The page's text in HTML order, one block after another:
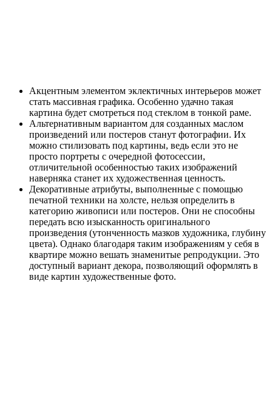
Акцентным элементом эклектичных интерьеров может
стать массивная графика. Особенно удачно такая
картина будет смотреться под стеклом в тонкой раме.
Альтернативным вариантом для созданных маслом
произведений или постеров станут фотографии. Их
можно стилизовать под картины, ведь если это не
просто портреты с очередной фотосессии,
отличительной особенностью таких изображений
наверняка станет их художественная ценность.
Декоративные атрибуты, выполненные с помощью
печатной техники на холсте, нельзя определить в
категорию живописи или постеров. Они не способны
передать всю изысканность оригинального
произведения (утонченность мазков художника, глубину
цвета). Однако благодаря таким изображениям у себя в
квартире можно вешать знаменитые репродукции. Это
доступный вариант декора, позволяющий оформлять в
виде картин художественные фото.